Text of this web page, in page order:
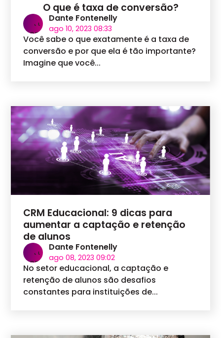
O que é taxa de conversão?
Dante Fontenelly
ago 10, 2023 08:33
Você sabe o que exatamente é a taxa de
conversão e por que ela é tão importante?
Imagine que você...
CRM Educacional: 9 dicas para
aumentar a captação e retenção
de alunos
Dante Fontenelly
ago 08, 2023 09:02
No setor educacional, a captação e
retenção de alunos são desafios
constantes para instituições de...